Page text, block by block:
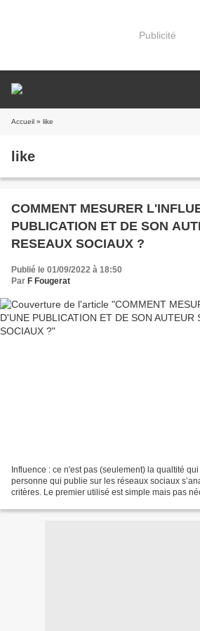
Publicité
Accueil » like
like
COMMENT MESURER
PUBLICATION ET DE SON
RESEAUX SOCIAUX ?
Publié le 01/09/2022 à 18:50
Par F Fougerat
Influence : ce n'est pas (seulement) la qualtité qui
personne qui publie sur les réseaux sociaux
critères. Le premier utilisé est simple mais pas